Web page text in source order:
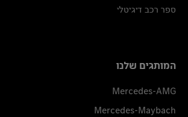
ספר רכב דיגיטלי
המותגים שלנו
Mercedes-AMG
Mercedes-Maybach